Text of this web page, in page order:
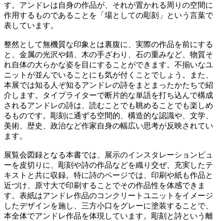
す。アンドレは自身の作品が、それが置かれる周りの空間に
作用するものであることを「場としての彫刻」という言葉で
表しています。
整然として無機質な印象とは裏腹に、実際の作品を前にする
と、金属の光沢や錆、木の手ざわり、石の重みなど、物質そ
れ自体の大らかな姿を目にすることができます。不揃いなユ
ニットが並んでいることにも気が付くことでしょう。また、
本展では知る人ぞ知るアンドレの詩をまとまったかたちで紹
介します。タイプライターで断片的な単語を打ち込んで構成
されるアンドレの詩は、読むことでも眺めることでも楽しめ
るものです。彫刻に通ずる空間的、構造的な認識や、文学、
美術、歴史、政治など作家自身の幅広い思考が反映されてい
ます。
展覧会図録となる本書では、展示のインスタレーションビュ
ーを皮切りに、彫刻や詩の作品などを織り交ぜ、充実したテ
キストと共に収録。特に詩のページでは、印刷や紙も作品と
近づけ、原寸大で印刷することでその作品性を体感できま
す。表紙はアンドレ作品のコンクリートユニットをイメージ
したデザインを施し、三方小口をグレーに塗装することで、
本全体でアンドレ作品を体現しています。彫刻と詩という離